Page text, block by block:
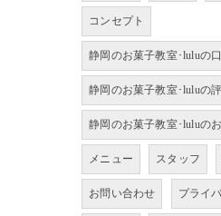
コンセプト
静岡のお菓子教室･luluの
静岡のお菓子教室･luluの
静岡のお菓子教室･luluの
メニュー スタッフ
お問い合わせ プライ